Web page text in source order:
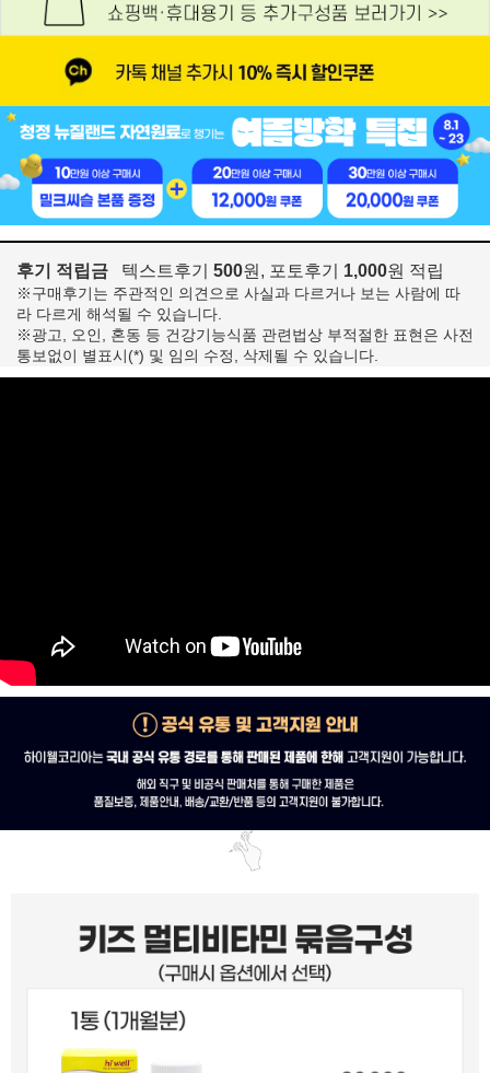
후기 적립금 텍스트후기 500원, 포토후기 1,000원 적립
※구매후기는 주관적인 의견으로 사실과 다르거나 보는 사람에 따
라 다르게 해석될 수 있습니다.
※광고, 오인, 혼동 등 건강기능식품 관련법상 부적절한 표현은 사전
통보없이 별표시(*) 및 임의 수정, 삭제될 수 있습니다.